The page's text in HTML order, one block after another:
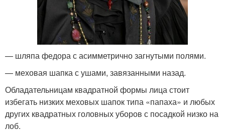
— шляпа федора с асимметрично загнутыми полями.
— меховая шапка с ушами, завязанными назад.
Обладательницам квадратной формы лица стоит
избегать низких меховых шапок типа «папаха» и любых
других квадратных головных уборов с посадкой низко на
лоб.